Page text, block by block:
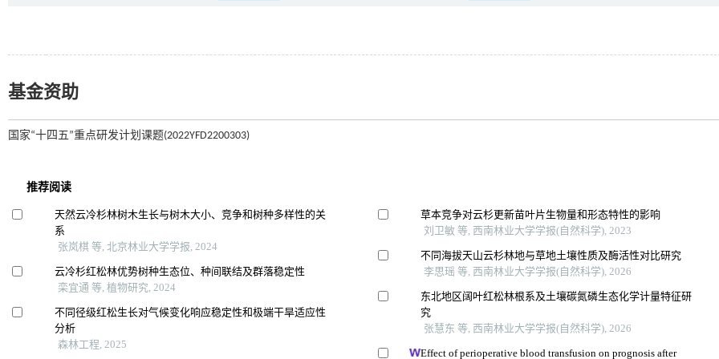
基金资助
国家“十四五”重点研发计划课题(2022YFD2200303)